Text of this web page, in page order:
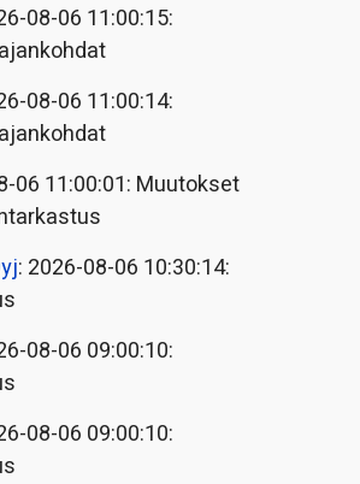
08-06 11:00:15:
08-06 11:00:14:
06 11:00:01: Muutokset
: 2026-08-06 10:30:14:
08-06 09:00:10:
08-06 09:00:10: